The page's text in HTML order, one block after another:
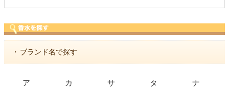
・ ブランド名で探す
ア カ サ タ ナ